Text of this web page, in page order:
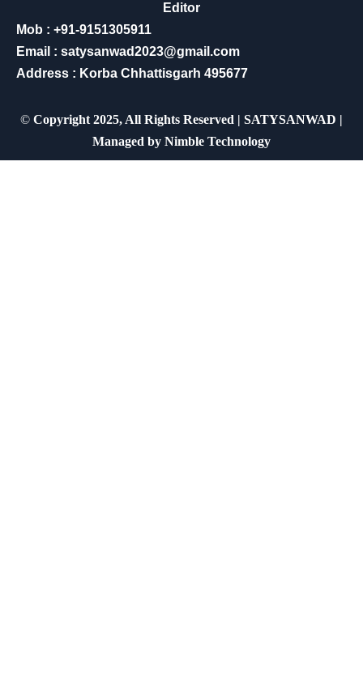
Editor
Mob : +91-9151305911
Email : satysanwad2023@gmail.com
Address : Korba Chhattisgarh 495677
© Copyright 2025, All Rights Reserved | SATYSANWAD |
Managed by Nimble Technology